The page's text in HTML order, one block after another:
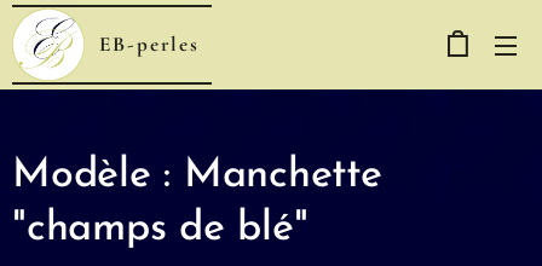
EB-perles
Modèle : Manchette
"champs de blé"